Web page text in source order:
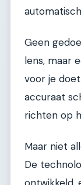
Geen
lens, maar
voor je
accuraat
richten op
Maar niet
De